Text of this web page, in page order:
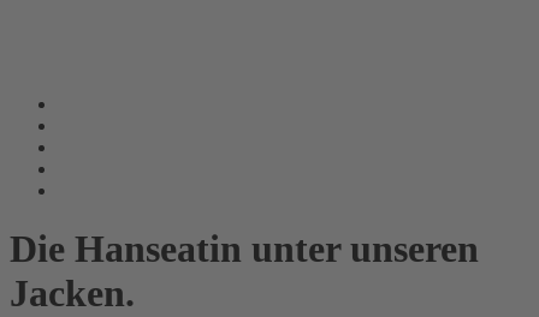
Die Hanseatin unter unseren
Jacken.